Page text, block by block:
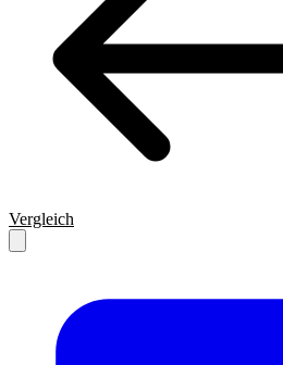
Vergleich